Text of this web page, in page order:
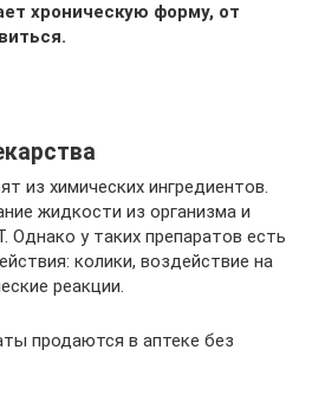
хроническую форму, от
из химических ингредиентов.
жидкости из организма и
Однако у таких препаратов есть
колики, воздействие на
реакции.
продаются в аптеке без